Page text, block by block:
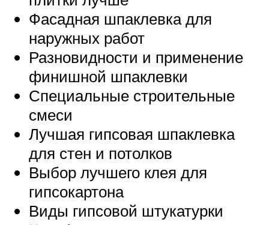
Фасадная шпаклевка для
наружных работ
Разновидности и применение
финишной шпаклевки
Специальные строительные
смеси
Лучшая гипсовая шпаклевка
для стен и потолков
Выбор лучшего клея для
гипсокартона
Виды гипсовой штукатурки